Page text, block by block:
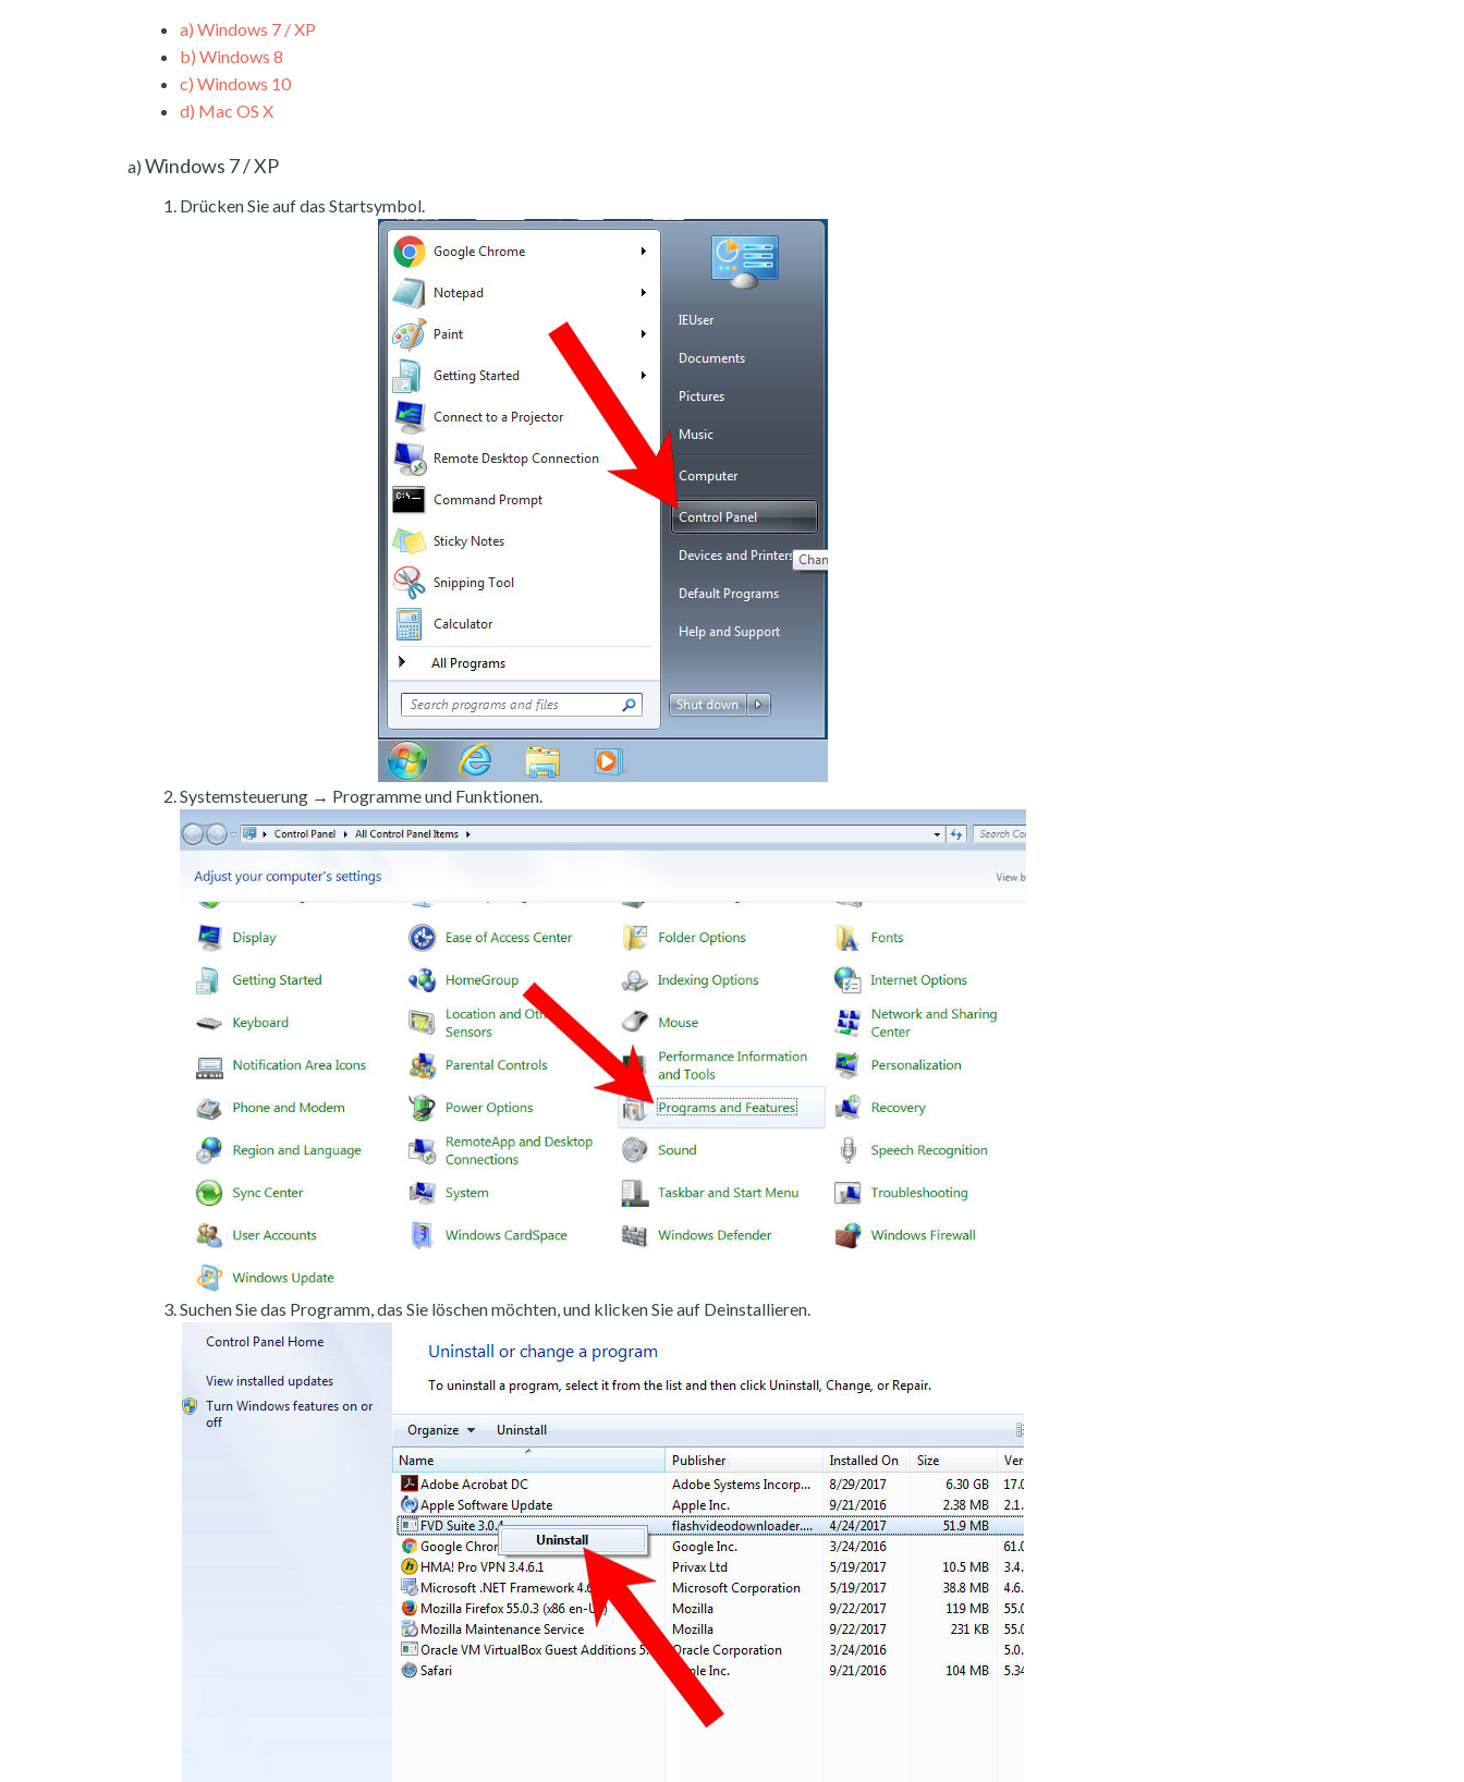
a) Windows 7 / XP
b) Windows 8
c) Windows 10
d) Mac OS X
a) Windows 7 / XP
Drücken Sie auf das Startsymbol.
Systemsteuerung → Programme und Funktionen.
Suchen Sie das Programm, das Sie löschen möchten, und klicken Sie auf Deinstallieren.